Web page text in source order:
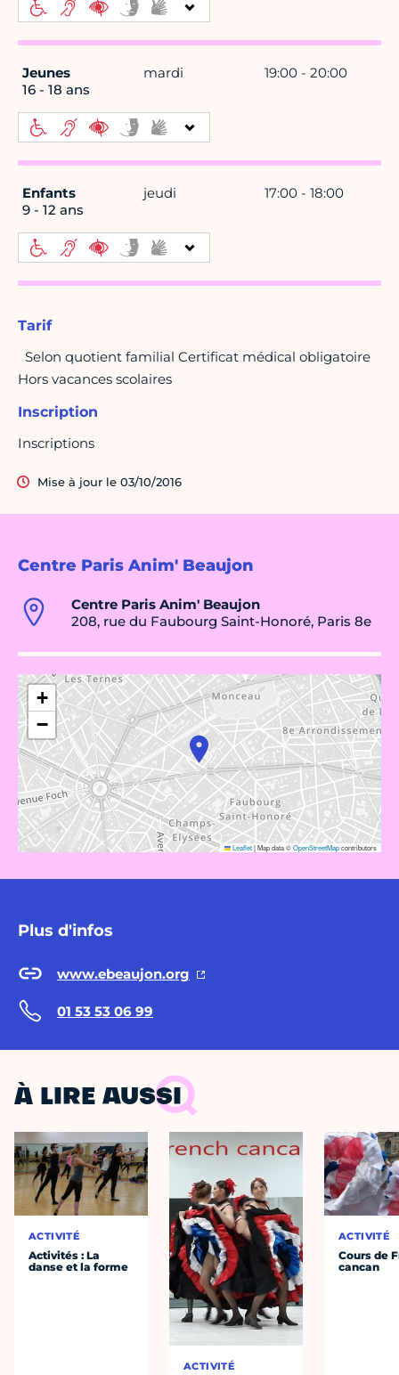
Centre Paris Anim' Beaujon
Centre Paris Anim' Beaujon
208, rue du Faubourg Saint-Honoré, Paris 8e
+
−
Leaflet|Map data ©OpenStreetMapcontributors
Plus d'infos
www.ebeaujon.org
01 53 53 06 99
Jeunes
16 - 18 ans
mardi 19:00 - 20:00
Enfants
9 - 12 ans
jeudi 17:00 - 18:00
Tarif
Selon quotient familial Certificat médical obligatoire
Hors vacances scolaires
Inscription
Inscriptions
Mise à jour le 03/10/2016
À LIRE AUSSI
ACTIVITÉ
Activités : La
danse et la forme
ACTIVITÉ
ACTIVITÉ
Cours de
cancan